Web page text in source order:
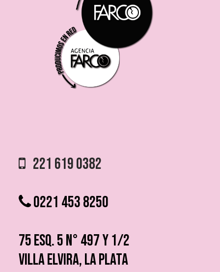
221 619 0382
0221 453 8250
75 ESQ. 5 N° 497 y 1/2
VILLA ELVIRA, LA PLATA